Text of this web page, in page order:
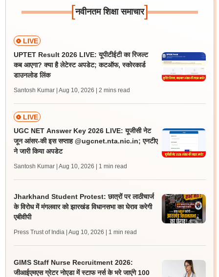
[नवीनतम शिक्षा समाचार]
LIVE
UPTET Result 2026 LIVE: यूपीटीईटी का रिजल्ट
कब आएगा? क्या है लेटेस्ट अपडेट; कटऑफ, स्कोरकार्ड
डाउनलोड लिंक
Santosh Kumar | Aug 10, 2026 | 2 mins read
LIVE
UGC NET Answer Key 2026 LIVE: यूजीसी नेट
जून आंसर-की इस सप्ताह @ugcnet.nta.nic.in; एनटीए
ने जारी किया अपडेट
Santosh Kumar | Aug 10, 2026 | 1 min read
Jharkhand Student Protest: छात्रों पर लाठीचार्ज
के विरोध में मंगलवार को झारखंड विधानसभा का घेराव करेगी
एबीवीपी
Press Trust of India | Aug 10, 2026 | 1 min read
GIMS Staff Nurse Recruitment 2026:
जीआईएमएस ग्रेटर नोएडा में स्टाफ नर्स के भरे जाएंगे 100